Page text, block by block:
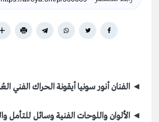
◄ الفنان أنور سونيا أيقونة الحراك الفني
◄ الألوان واللوحات الفنية وسائل للتأمل